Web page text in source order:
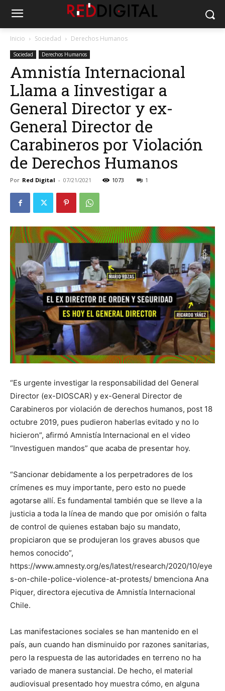
Inicio Sociedad Derechos Humanos
Sociedad Derechos Humanos
Amnistía Internacional
Llama a Iinvestigar a
General Director y ex-
General Director de
Carabineros por Violación
de Derechos Humanos
Por Red Digital - 07/21/2021 1073 1
“Es urgente investigar la responsabilidad del General
Director (ex-DIOSCAR) y ex-General Director de
Carabineros por violación de derechos humanos, post 18
octubre 2019, pues pudieron haberlas evitado y no lo
hicieron”, afirmó Amnistía Internacional en el video
“Investiguen mandos” que acaba de presentar hoy.
“Sancionar debidamente a los perpetradores de los
crímenes es muy importante, pero esto no puede
agotarse allí. Es fundamental también que se lleve a la
justicia a toda la línea de mando que por omisión o falta
de control de quienes estaban bajo su mandato,
propiciaron que se produjeran los graves abusos que
hemos conocido”,
https://www.amnesty.org/es/latest/research/2020/10/eye
s-on-chile-police-violence-at-protests/ bmenciona Ana
Piquer, directora ejecutiva de Amnistía Internacional
Chile.
Las manifestaciones sociales se han mantenido en el
país, aun cuando han disminuido por razones sanitarias,
pero la respuesta de las autoridades en terreno no ha
variado de manera sustancial. De hecho, el material
audiovisual presentado hoy muestra cómo, en alguna